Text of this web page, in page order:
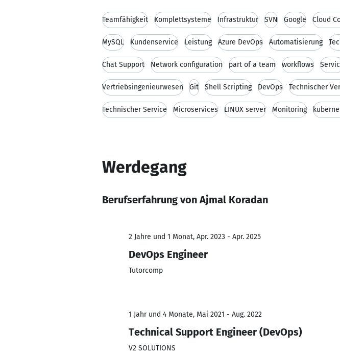
Teamfähigkeit Komplettsysteme Infrastruktur SVN Google Cloud
MySQL Kundenservice Leistung Azure DevOps Automatisierung
Chat Support Network configuration part of a team workflows
Vertriebsingenieurwesen Git Shell Scripting DevOps Technischer
Technischer Service Microservices LINUX server Monitoring
Werdegang
Berufserfahrung von Ajmal Koradan
2 Jahre und 1 Monat, Apr. 2023 - Apr. 2025
DevOps Engineer
Tutorcomp
1 Jahr und 4 Monate, Mai 2021 - Aug. 2022
Technical Support Engineer (DevOps)
V2 SOLUTIONS